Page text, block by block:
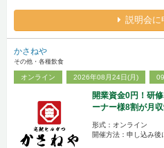
説明会に
かさねや
その他・各種飲食
オンライン 2026年08月24日(月)
開業資金0円！研
ーナー様8割が月
形式：オンライン
開催方法：申し込み